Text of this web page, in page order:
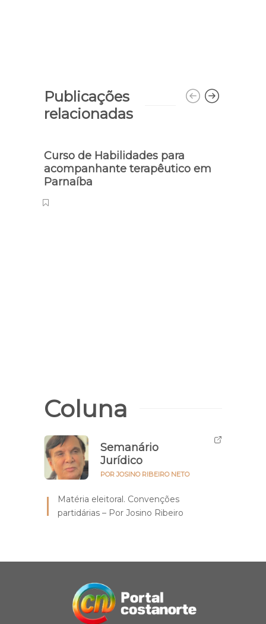
Publicações
relacionadas
Curso de Habilidades para
acompanhante terapêutico em
Parnaíba
Coluna
Semanário
Jurídico
POR JOSINO RIBEIRO NETO
Matéria eleitoral. Convenções
partidárias – Por Josino Ribeiro